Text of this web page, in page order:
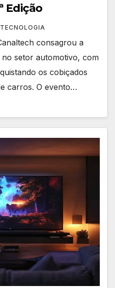
Edição
consagrou a
setor automotivo, com
os cobiçados
carros. O evento…